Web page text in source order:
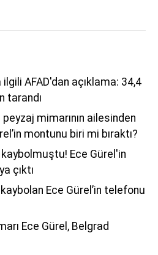
ilgili AFAD'dan açıklama: 34,4
tarandı
mimarının ailesinden
montunu biri mi bıraktı?
Ece Gürel'in
çıktı
kaybolan Ece Gürel’in telefonu
Ece Gürel, Belgrad